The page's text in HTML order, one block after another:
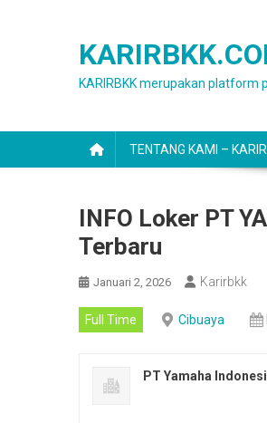
KARIRBKK merupakan
TENTANG KAMI –
INFO Loker PT
Terbaru
Januari 2, 2026 Karirbkk
Full Time Cibuaya
PT Yamaha